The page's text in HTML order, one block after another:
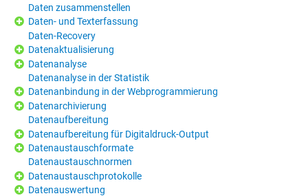
Daten zusammenstellen
Daten- und Texterfassung
Daten-Recovery
Datenaktualisierung
Datenanalyse
Datenanalyse in der Statistik
Datenanbindung in der Webprogrammierung
Datenarchivierung
Datenaufbereitung
Datenaufbereitung für Digitaldruck-Output
Datenaustauschformate
Datenaustauschnormen
Datenaustauschprotokolle
Datenauswertung